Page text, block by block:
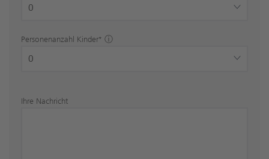
Personenanzahl Kinder*
Ihre Nachricht